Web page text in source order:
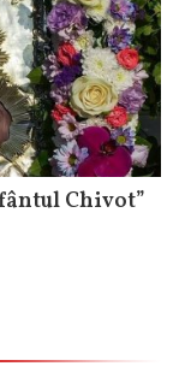
Chivot”